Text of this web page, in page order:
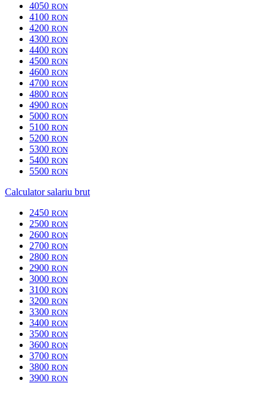
4050 RON
4100 RON
4200 RON
4300 RON
4400 RON
4500 RON
4600 RON
4700 RON
4800 RON
4900 RON
5000 RON
5100 RON
5200 RON
5300 RON
5400 RON
5500 RON
Calculator salariu brut
2450 RON
2500 RON
2600 RON
2700 RON
2800 RON
2900 RON
3000 RON
3100 RON
3200 RON
3300 RON
3400 RON
3500 RON
3600 RON
3700 RON
3800 RON
3900 RON